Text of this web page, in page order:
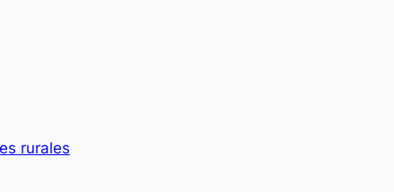
rurales